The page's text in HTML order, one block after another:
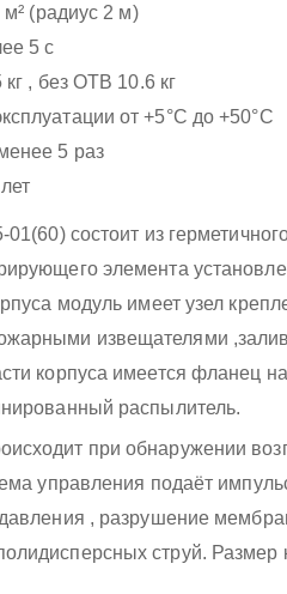
м² (радиус 2 м)
5 с
, без ОТВ 10.6 кг
от +5°С до +50°С
5 раз
состоит из
элемента
модуль имеет узел
извещателями
корпуса имеется фланец
распылитель.
при обнаружении
управления подаёт
давления , разрушение
струй. Размер